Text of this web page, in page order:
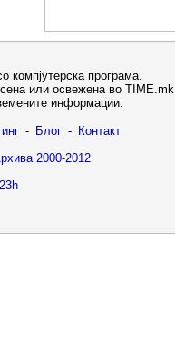
компјутерска програма.
или освежена во TIME.mk
информации.
- Блог - Контакт
2000-2012
23h